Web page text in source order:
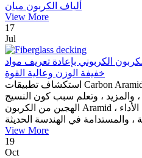
ألياف الكربون ميان
View More
17
Jul
الكربوني بإعادة تعريف مواد
خفيفة الوزن وعالية القوة
استكشاف تطبيقات Carbon Aramid Hybrid Fabric المتنوعة في
، والمزيد ، وتعلم سبب كون النسيج
الهجين من الكربون Aramid هو الخيار الأفضل للحلول العالية الأداء ،
View More
19
Oct